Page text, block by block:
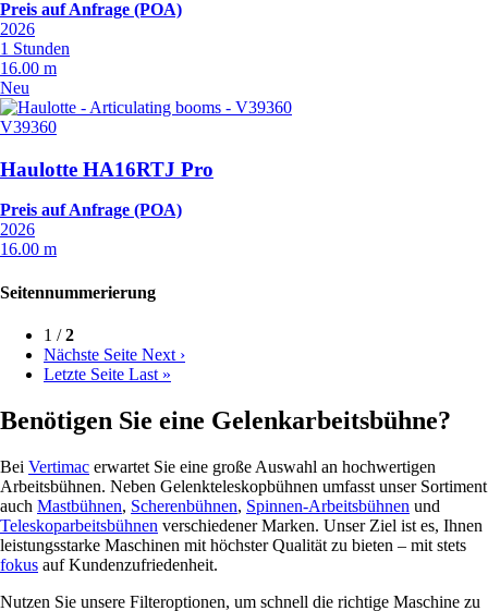
Preis auf Anfrage (POA)
2026
1 Stunden
16.00 m
Neu
V39360
Haulotte HA16RTJ Pro
Preis auf Anfrage (POA)
2026
16.00 m
Seitennummerierung
1 /2
Nächste Seite Next ›
Letzte Seite Last »
Benötigen Sie eine Gelenkarbeitsbühne?
Bei Vertimac erwartet Sie eine große Auswahl an hochwertigen
Arbeitsbühnen. Neben Gelenkteleskopbühnen umfasst unser Sortiment
auch Mastbühnen, Scherenbühnen, Spinnen-Arbeitsbühnen und
Teleskoparbeitsbühnen verschiedener Marken. Unser Ziel ist es, Ihnen
leistungsstarke Maschinen mit höchster Qualität zu bieten – mit stets
fokus auf Kundenzufriedenheit.
Nutzen Sie unsere Filteroptionen, um schnell die richtige Maschine zu